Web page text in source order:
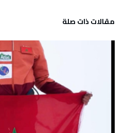
‫مقالات ذات صلة‬